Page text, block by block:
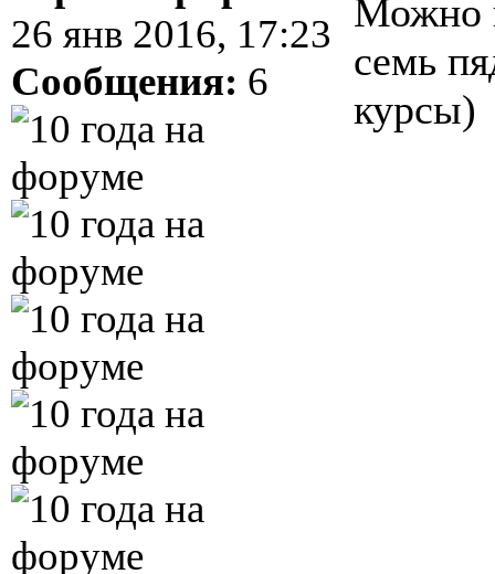
26 янв 2016, 17:23
Сообщения: 6
Можно
семь
курсы)